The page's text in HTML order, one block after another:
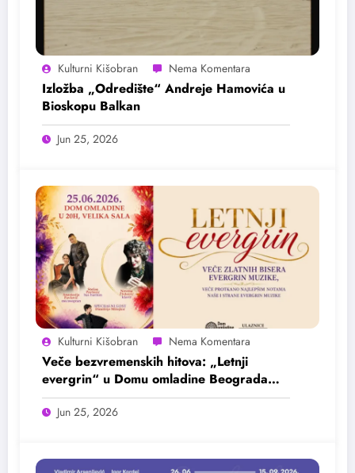
Kulturni Kišobran
Izložba „Odredište“ Andreje Hamovića u
Bioskopu Balkan
Jun 25, 2026
Kulturni Kišobran
Veče bezvremenskih hitova: „Letnji
evergrin“ u Domu omladine Beograda
25. juna
Jun 25, 2026